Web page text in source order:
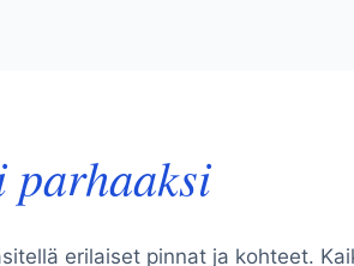
parhaaksi
erilaiset pinnat ja kohteet.